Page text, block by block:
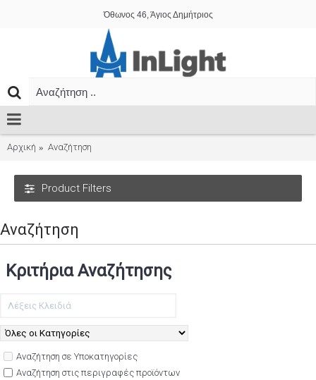
Όθωνος 46, Άγιος Δημήτριος
Αρχική Αναζήτηση
Product Filters
Αναζήτηση
Κριτήρια Αναζήτησης
Αναζήτηση σε Υποκατηγορίες
Αναζήτηση στις περιγραφές προϊόντων